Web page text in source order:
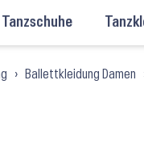
Tanzschuhe
› Ballettkleidung Damen